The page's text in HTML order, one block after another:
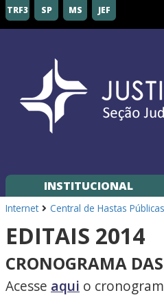
TRF3 SP MS JEF
INSTITUCIONAL
Internet Central de Hastas Públicas
EDITAIS 2014
CRONOGRAMA
Acesse aqui o